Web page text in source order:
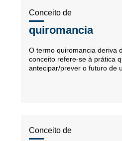
Conceito de
quiromancia
O termo quiromancia deriva
conceito refere-se à prática
antecipar/prever o futuro de
Conceito de